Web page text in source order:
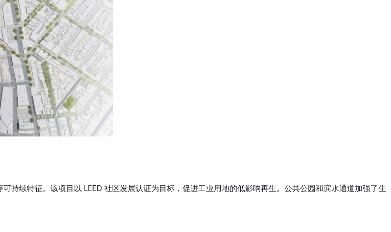
持续特征。该项目以 LEED 社区发展认证为目标，促进工业用地的低影响再生。公共公园和滨水通道加强了生